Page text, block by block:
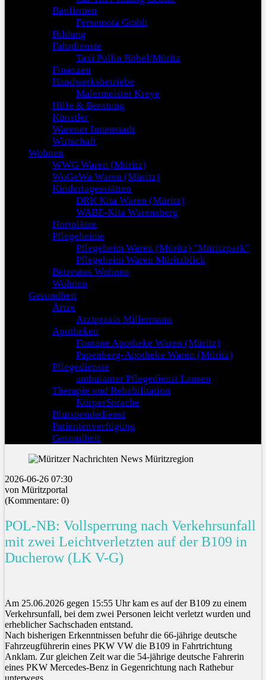
Baufirmen
Fersemota Gmbh
Bildung
Fahrdienste
Taxi Pollin Röbel/Müritz
Finanzen
Handwerksbetriebe
Malermeister Kreye
Hilfe & Beratung
Künstler
Warener Innenstadt
Wirtschaft
Wohnen
WWG Waren (Müritz)
WoGeWa Waren (Müritz)
Kindertagesstätten
DRK Kita Waren (Müritz)
WABE-Kita Warensberg
Hortplätze
Pflegeheime
Pflegeheim Waren (Müritz) "Müritzpark"
Pflegeheim Waren Müritzblick
Betreutes Wohnen
Wohnen
Gesundheit
Ärtze
Arztpraxis Millermann
Apotheken
Fontane Apotheke Waren (Müritz)
Papenberg-Apotheke Waren (Müritz)
Pflegedienste
ambulanter Pflegedienst Lansen
Therapie und Rehabilitation
KörperSprache
Blutspendedienst
Patientenverfügung
Gesundheit
2026-06-26 07:30
von Müritzportal
(Kommentare: 0)
POL-NB: Vollsperrung nach Verkehrsunfall
mit zwei Leichtverletzten auf der B109 in
Ducherow (LK V-G)
Am 25.06.2026 gegen 15:55 Uhr kam es auf der B109 zu einem
Verkehrsunfall, bei dem zwei Personen leicht verletzt wurden und
erheblicher Sachschaden entstand.
Nach bisherigen Erkenntnissen befuhr die 66-jährige deutsche
Fahrzeugführerin eines PKW VW die B109 in Fahrtrichtung
Anklam. Zur gleichen Zeit war die 54-jährige deutsche Fahrerin
eines PKW Mercedes-Benz in Gegenrichtung nach Rathebur
unterwegs.